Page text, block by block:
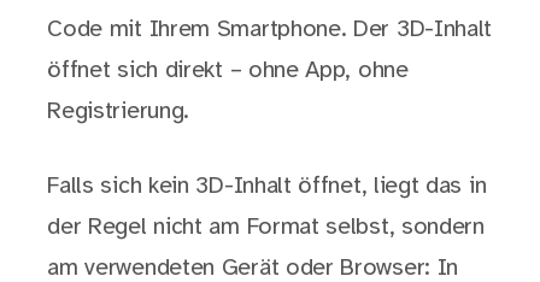
Code mit Ihrem Smartphone. Der 3D-Inhalt
öffnet sich direkt – ohne App, ohne
Registrierung.
Falls sich kein 3D-Inhalt öffnet, liegt das in
der Regel nicht am Format selbst, sondern
am verwendeten Gerät oder Browser: In